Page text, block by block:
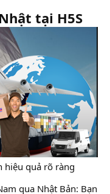
tại H5S
hiệu quả rõ ràng
qua Nhật Bản: Bạn